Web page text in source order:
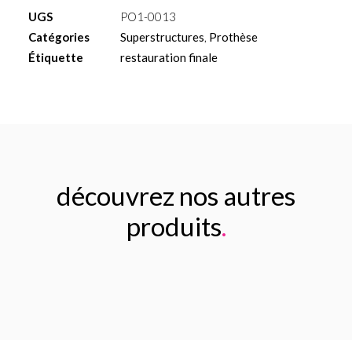
pour
UGS
PO1-0013
Catégories
Superstructures, Prothèse
Étiquette
restauration finale
découvrez nos autres
produits.